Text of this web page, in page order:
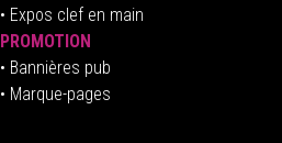
• Expos clef en main
PROMOTION
• Bannières pub
• Marque-pages